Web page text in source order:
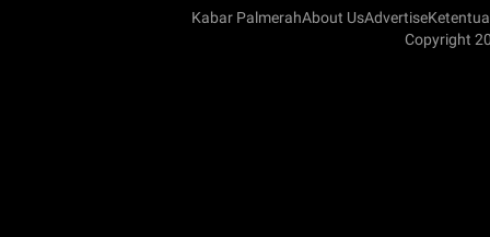
Kabar PalmerahAbout UsAdvertise
Copyright